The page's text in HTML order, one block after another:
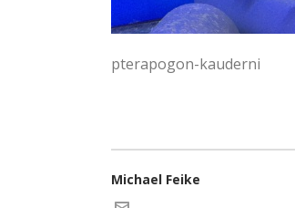
pterapogon-kauderni
Michael Feike